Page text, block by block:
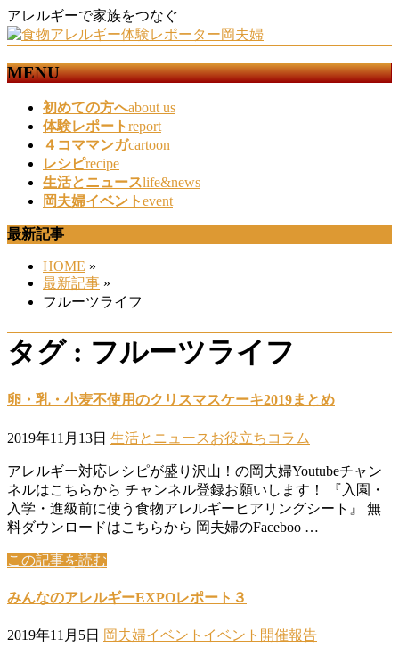
アレルギーで家族をつなぐ
MENU
す
初めての方へabout us
体験レポートreport
４コママンガcartoon
レシピrecipe
生活とニュースlife&news
岡夫婦イベントevent
最新記事
HOME »
最新記事 »
フルーツライフ
タグ : フルーツライフ
卵・乳・小麦不使用のクリスマスケーキ2019まとめ
2019年11月13日 生活とニュースお役立ちコラム
アレルギー対応レシピが盛り沢山！の岡夫婦Youtubeチャン
ネルはこちらから チャンネル登録お願いします！ 『入園・
入学・進級前に使う食物アレルギーヒアリングシート』 無
料ダウンロードはこちらから 岡夫婦のFaceboo …
この記事を読む
みんなのアレルギーEXPOレポート３
2019年11月5日 岡夫婦イベント イベント開催報告